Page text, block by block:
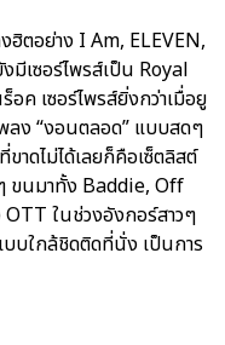
ฮิตอย่าง I Am, ELEVEN,
มีเซอร์ไพรส์เป็น Royal
อค เซอร์ไพรส์ยิ่งกว่าเมื่อยู
ลง “งอนตลอด” แบบสดๆ
าดไม่ได้เลยก็คือเซ็ตลิสต์
ขนมาทั้ง Baddie, Off
ในช่วงอังกอร์สาวๆ
บบใกล้ชิดติดที่นั่ง เป็นการ